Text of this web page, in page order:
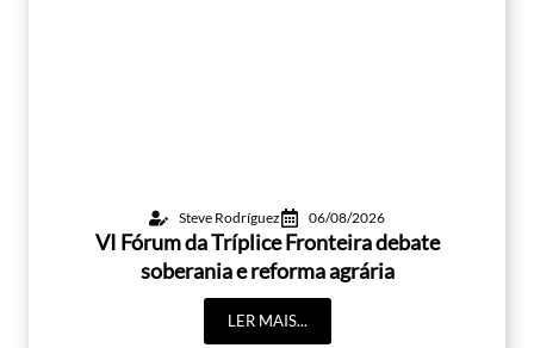
Steve Rodríguez 06/08/2026
VI Fórum da Tríplice Fronteira debate
soberania e reforma agrária
LER MAIS...